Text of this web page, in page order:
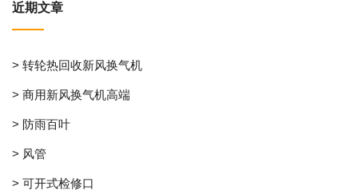
近期文章
> 转轮热回收新风换气机
> 商用新风换气机高端
> 防雨百叶
> 风管
> 可开式检修口